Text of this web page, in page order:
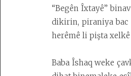
“Begên Îxtayê”
dikirin, piraniya
herêmê li pişta
Baba Îshaq weke